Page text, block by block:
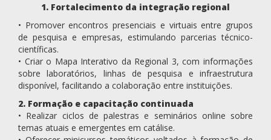
1. Fortalecimento da integração regional
• Promover encontros presenciais e virtuais entre grupos
de pesquisa e empresas, estimulando parcerias técnico-
científicas.
• Criar o Mapa Interativo da Regional 3, com informações
sobre laboratórios, linhas de pesquisa e infraestrutura
disponível, facilitando a colaboração entre instituições.
2. Formação e capacitação continuada
• Realizar ciclos de palestras e seminários online sobre
temas atuais e emergentes em catálise.